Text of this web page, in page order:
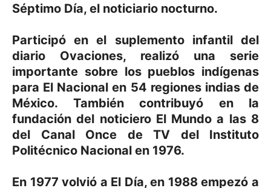
Séptimo Día, el noticiario nocturno.
Participó en el suplemento infantil del
diario Ovaciones, realizó una serie
importante sobre los pueblos indígenas
para El Nacional en 54 regiones indias de
México. También contribuyó en la
fundación del noticiero El Mundo a las 8
del Canal Once de TV del Instituto
Politécnico Nacional en 1976.
En 1977 volvió a El Día, en 1988 empezó a